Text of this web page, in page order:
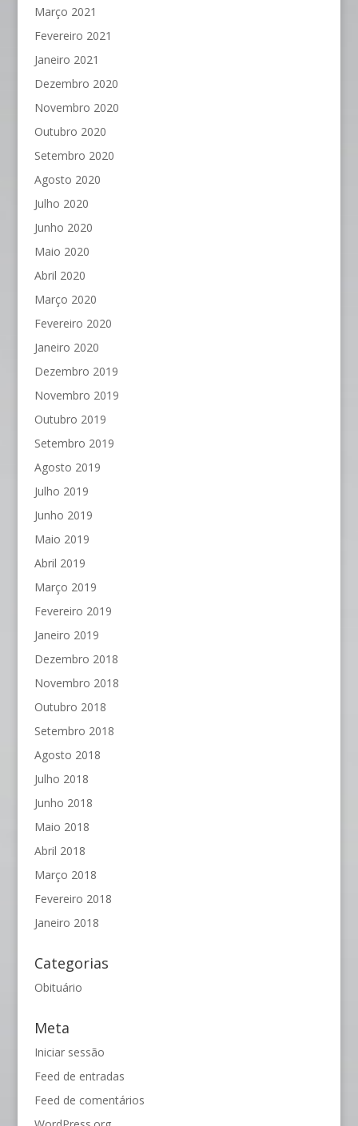
Março 2021
Fevereiro 2021
Janeiro 2021
Dezembro 2020
Novembro 2020
Outubro 2020
Setembro 2020
Agosto 2020
Julho 2020
Junho 2020
Maio 2020
Abril 2020
Março 2020
Fevereiro 2020
Janeiro 2020
Dezembro 2019
Novembro 2019
Outubro 2019
Setembro 2019
Agosto 2019
Julho 2019
Junho 2019
Maio 2019
Abril 2019
Março 2019
Fevereiro 2019
Janeiro 2019
Dezembro 2018
Novembro 2018
Outubro 2018
Setembro 2018
Agosto 2018
Julho 2018
Junho 2018
Maio 2018
Abril 2018
Março 2018
Fevereiro 2018
Janeiro 2018
Categorias
Obituário
Meta
Iniciar sessão
Feed de entradas
Feed de comentários